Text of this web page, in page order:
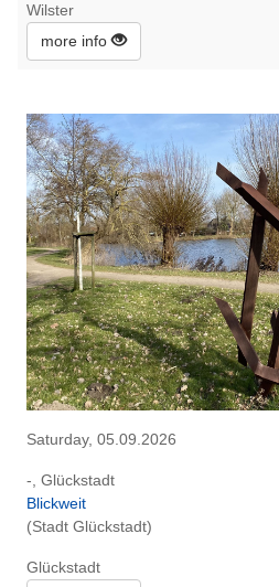
Wilster
more info
Saturday, 05.09.2026
-, Glückstadt
Blickweit
(Stadt Glückstadt)
Glückstadt